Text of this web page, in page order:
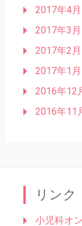
2017年4月
2017年3月
2017年2月
2017年1月
2016年12
2016年11
リンク
小児科オ